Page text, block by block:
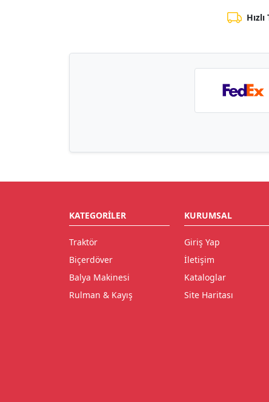
KATEGORILER
Traktör
Biçerdöver
Balya Makinesi
Rulman & Kayış
KURUMSAL
Giriş Yap
İletişim
Kataloglar
Site Haritası